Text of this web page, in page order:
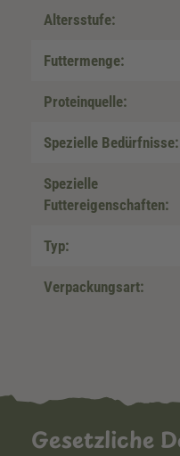
Altersstufe:
Futtermenge:
Proteinquelle:
Spezielle Bedürfnisse:
Spezielle
Futtereigenschaften:
Typ:
Verpackungsart:
Gesetzliche